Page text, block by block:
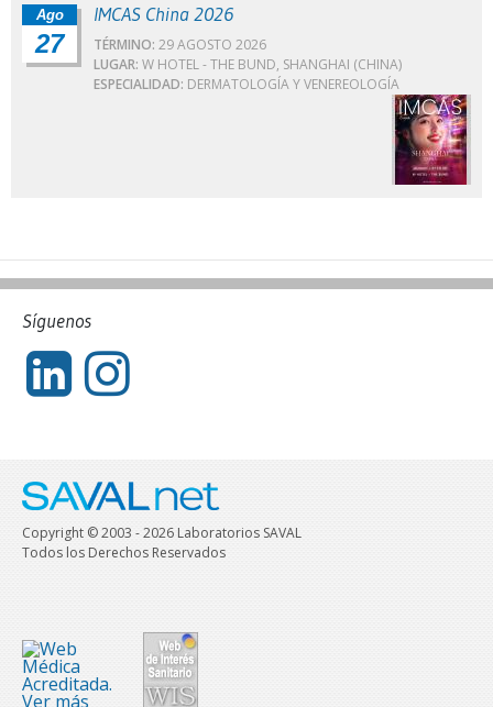
Ago
27
IMCAS China 2026
TÉRMINO: 29 AGOSTO 2026
LUGAR: W HOTEL - THE BUND, SHANGHAI (CHINA)
ESPECIALIDAD: DERMATOLOGÍA Y VENEREOLOGÍA
Síguenos
Copyright © 2003 - 2026 Laboratorios SAVAL
Todos los Derechos Reservados